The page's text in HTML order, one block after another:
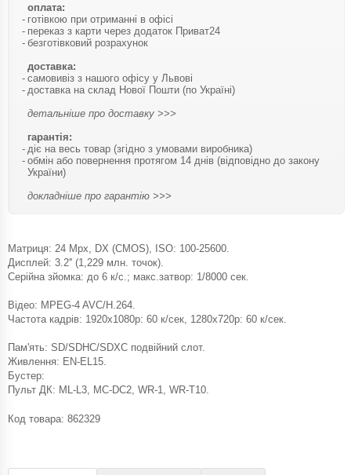
оплата:
готівкою при отриманні в офісі
переказ з карти через додаток Приват24
безготівковий розрахунок
доставка:
самовивіз з нашого офісу у Львові
доставка на склад Нової Пошти (по Україні)
детальніше про доставку >>>
гарантія:
діє на весь товар (згідно з умовами виробника)
обмін або повернення протягом 14 днів (відповідно до закону
України)
докладніше про гарантію >>>
Матриця: 24 Mpx, DX (CMOS), ISO: 100-25600.
Дисплей: 3.2'' (1,229 млн. точок).
Серійна зйомка: до 6 к/с.; макс.затвор: 1/8000 сек.
Відео: MPEG-4 AVC/H.264.
Частота кадрів: 1920x1080p: 60 к/сек, 1280x720p: 60 к/сек.
Пам'ять: SD/SDHC/SDXC подвійний слот.
Живлення: EN-EL15.
Бустер:
Пульт ДК: ML-L3, MC-DC2, WR-1, WR-T10.
Код товара: 862329